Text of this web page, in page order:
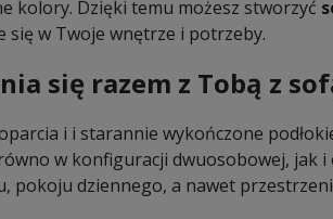
kolory. Dzięki temu możesz stworzyć
się w Twoje wnętrze i potrzeby.
się razem z Tobą z
i i starannie wykończone
w konfiguracji dwuosobowej, jak i
pokoju dziennego, a nawet